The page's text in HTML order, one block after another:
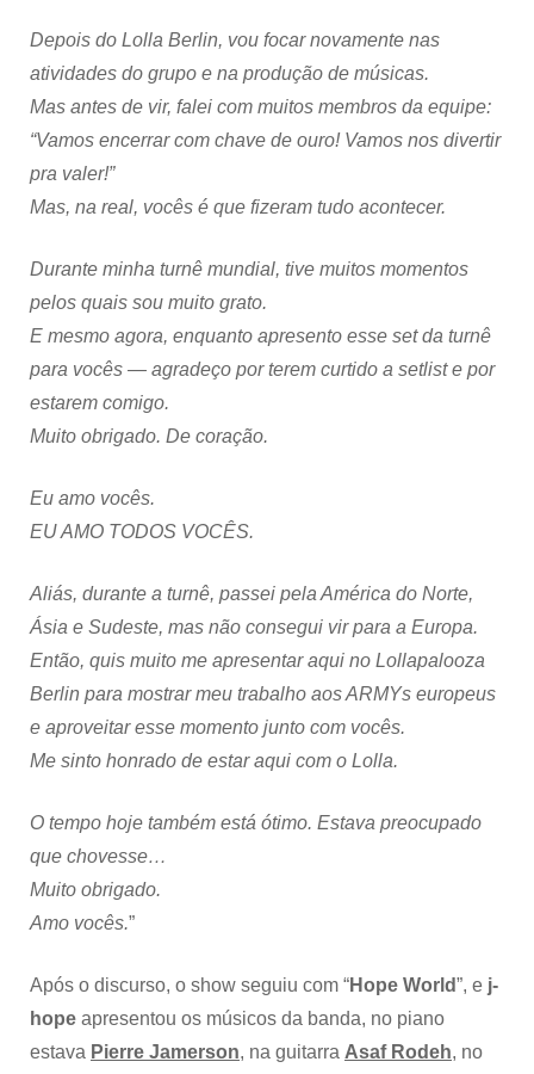
Depois do Lolla Berlin, vou focar novamente nas
atividades do grupo e na produção de músicas.
Mas antes de vir, falei com muitos membros da equipe:
“Vamos encerrar com chave de ouro! Vamos nos divertir
pra valer!”
Mas, na real, vocês é que fizeram tudo acontecer.
Durante minha turnê mundial, tive muitos momentos
pelos quais sou muito grato.
E mesmo agora, enquanto apresento esse set da turnê
para vocês — agradeço por terem curtido a setlist e por
estarem comigo.
Muito obrigado. De coração.
Eu amo vocês.
EU AMO TODOS VOCÊS.
Aliás, durante a turnê, passei pela América do Norte,
Ásia e Sudeste, mas não consegui vir para a Europa.
Então, quis muito me apresentar aqui no Lollapalooza
Berlin para mostrar meu trabalho aos ARMYs europeus
e aproveitar esse momento junto com vocês.
Me sinto honrado de estar aqui com o Lolla.
O tempo hoje também está ótimo. Estava preocupado
que chovesse…
Muito obrigado.
Amo vocês.”
Após o discurso, o show seguiu com “Hope World”, e j-
hope apresentou os músicos da banda, no piano
estava Pierre Jamerson, na guitarra Asaf Rodeh, no